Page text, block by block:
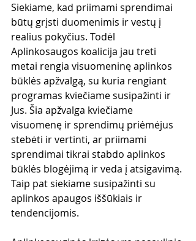
Siekiame, kad priimami sprendimai
būtų grįsti duomenimis ir vestų į
realius pokyčius. Todėl
Aplinkosaugos koalicija jau treti
metai rengia visuomeninę aplinkos
būklės apžvalgą, su kuria rengiant
programas kviečiame susipažinti ir
Jus. Šia apžvalga kviečiame
visuomenę ir sprendimų priėmėjus
stebėti ir vertinti, ar priimami
sprendimai tikrai stabdo aplinkos
būklės blogėjimą ir veda į atsigavimą.
Taip pat siekiame susipažinti su
aplinkos apaugos iššūkiais ir
tendencijomis.